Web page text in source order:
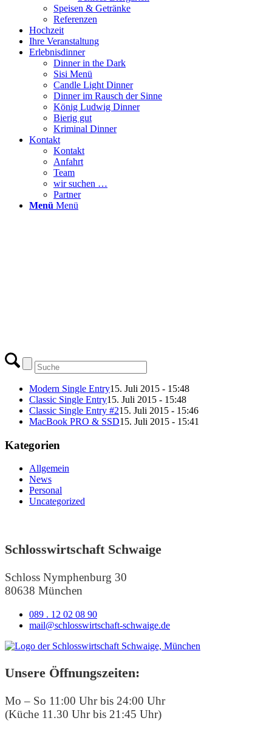
Speisen & Getränke
Referenzen
Hochzeit
Ihre Veranstaltung
Erlebnisdinner
Dinner in the Dark
Sisi Menü
Candle Light Dinner
Dinner im Rausch der Sinne
König Ludwig Dinner
Bierig gut
Kriminal Dinner
Kontakt
Kontakt
Anfahrt
Team
wir suchen …
Partner
Menü Menü
Modern Single Entry15. Juli 2015 - 15:48
Classic Single Entry15. Juli 2015 - 15:48
Classic Single Entry #215. Juli 2015 - 15:46
MacBook PRO & SSD15. Juli 2015 - 15:41
Kategorien
Allgemein
News
Personal
Uncategorized
Schlosswirtschaft Schwaige
Schloss Nymphenburg 30
80638 München
089 . 12 02 08 90
mail@schlosswirtschaft-schwaige.de
Unsere Öffnungszeiten:
Mo – So 11:00 Uhr bis 24:00 Uhr
(Küche 11.30 Uhr bis 21:45 Uhr)